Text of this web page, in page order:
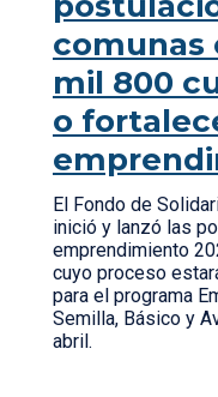
comunas
mil 800
o
El Fondo de
inició y lanzó las
emprendimiento
cuyo proceso
para el programa
Semilla, Básico y
abril.